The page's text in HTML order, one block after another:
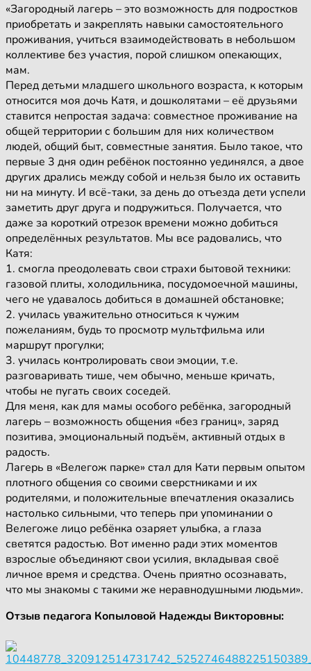
«Загородный лагерь – это возможность для подростков
приобретать и закреплять навыки самостоятельного
проживания, учиться взаимодействовать в небольшом
коллективе без участия, порой слишком опекающих,
мам.
Перед детьми младшего школьного возраста, к которым
относится моя дочь Катя, и дошколятами – её друзьями
ставится непростая задача: совместное проживание на
общей территории с большим для них количеством
людей, общий быт, совместные занятия. Было такое, что
первые 3 дня один ребёнок постоянно уединялся, а двое
других дрались между собой и нельзя было их оставить
ни на минуту. И всё-таки, за день до отъезда дети успели
заметить друг друга и подружиться. Получается, что
даже за короткий отрезок времени можно добиться
определённых результатов. Мы все радовались, что
Катя:
1. смогла преодолевать свои страхи бытовой техники:
газовой плиты, холодильника, посудомоечной машины,
чего не удавалось добиться в домашней обстановке;
2. училась уважительно относиться к чужим
пожеланиям, будь то просмотр мультфильма или
маршрут прогулки;
3. училась контролировать свои эмоции, т.е.
разговаривать тише, чем обычно, меньше кричать,
чтобы не пугать своих соседей.
Для меня, как для мамы особого ребёнка, загородный
лагерь – возможность общения «без границ», заряд
позитива, эмоциональный подъём, активный отдых в
радость.
Лагерь в «Велегож парке» стал для Кати первым опытом
плотного общения со своими сверстниками и их
родителями, и положительные впечатления оказались
настолько сильными, что теперь при упоминании о
Велегоже лицо ребёнка озаряет улыбка, а глаза
светятся радостью. Вот именно ради этих моментов
взрослые объединяют свои усилия, вкладывая своё
личное время и средства. Очень приятно осознавать,
что мы знакомы с такими же неравнодушными людьми».
Отзыв педагога Копыловой Надежды Викторовны: